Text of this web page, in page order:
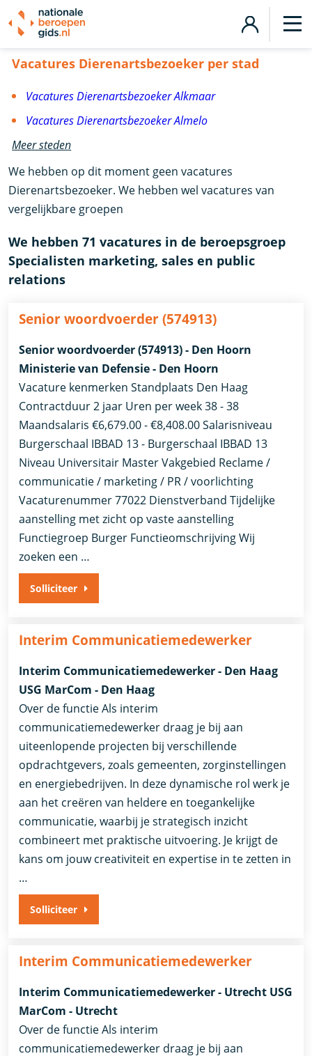
Vacatures Dierenartsbezoeker
Vacatures Dierenartsbezoeker per stad
Vacatures Dierenartsbezoeker Alkmaar
Vacatures Dierenartsbezoeker Almelo
Meer steden
We hebben op dit moment geen vacatures
Dierenartsbezoeker. We hebben wel vacatures van
vergelijkbare groepen
We hebben 71 vacatures in de beroepsgroep
Specialisten marketing, sales en public
relations
Senior woordvoerder (574913)
Senior woordvoerder (574913) - Den Hoorn
Ministerie van Defensie - Den Hoorn
Vacature kenmerken Standplaats Den Haag
Contractduur 2 jaar Uren per week 38 - 38
Maandsalaris €6,679.00 - €8,408.00 Salarisniveau
Burgerschaal IBBAD 13 - Burgerschaal IBBAD 13
Niveau Universitair Master Vakgebied Reclame /
communicatie / marketing / PR / voorlichting
Vacaturenummer 77022 Dienstverband ​Tijdelijke
aanstelling met zicht op vaste aanstelling​
Functiegroep Burger Functieomschrijving Wij
zoeken een …
Solliciteer
Interim Communicatiemedewerker
Interim Communicatiemedewerker - Den Haag
USG MarCom - Den Haag
Over de functie Als interim
communicatiemedewerker draag je bij aan
uiteenlopende projecten bij verschillende
opdrachtgevers, zoals gemeenten, zorginstellingen
en energiebedrijven. In deze dynamische rol werk je
aan het creëren van heldere en toegankelijke
communicatie, waarbij je strategisch inzicht
combineert met praktische uitvoering. Je krijgt de
kans om jouw creativiteit en expertise in te zetten in
…
Solliciteer
Interim Communicatiemedewerker
Interim Communicatiemedewerker - Utrecht USG
MarCom - Utrecht
Over de functie Als interim
communicatiemedewerker draag je bij aan